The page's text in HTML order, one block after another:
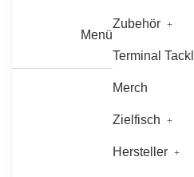
Menü
Zubehör
Terminal
Merch
Zielfisch
Hersteller